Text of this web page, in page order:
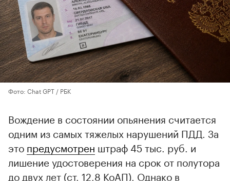
Фото: Chat GPT / РБК
Вождение в состоянии опьянения считается
одним из самых тяжелых нарушений ПДД. За
это предусмотрен штраф 45 тыс. руб. и
лишение удостоверения на срок от полутора
до двух лет (ст. 12.8 КоАП). Однако в